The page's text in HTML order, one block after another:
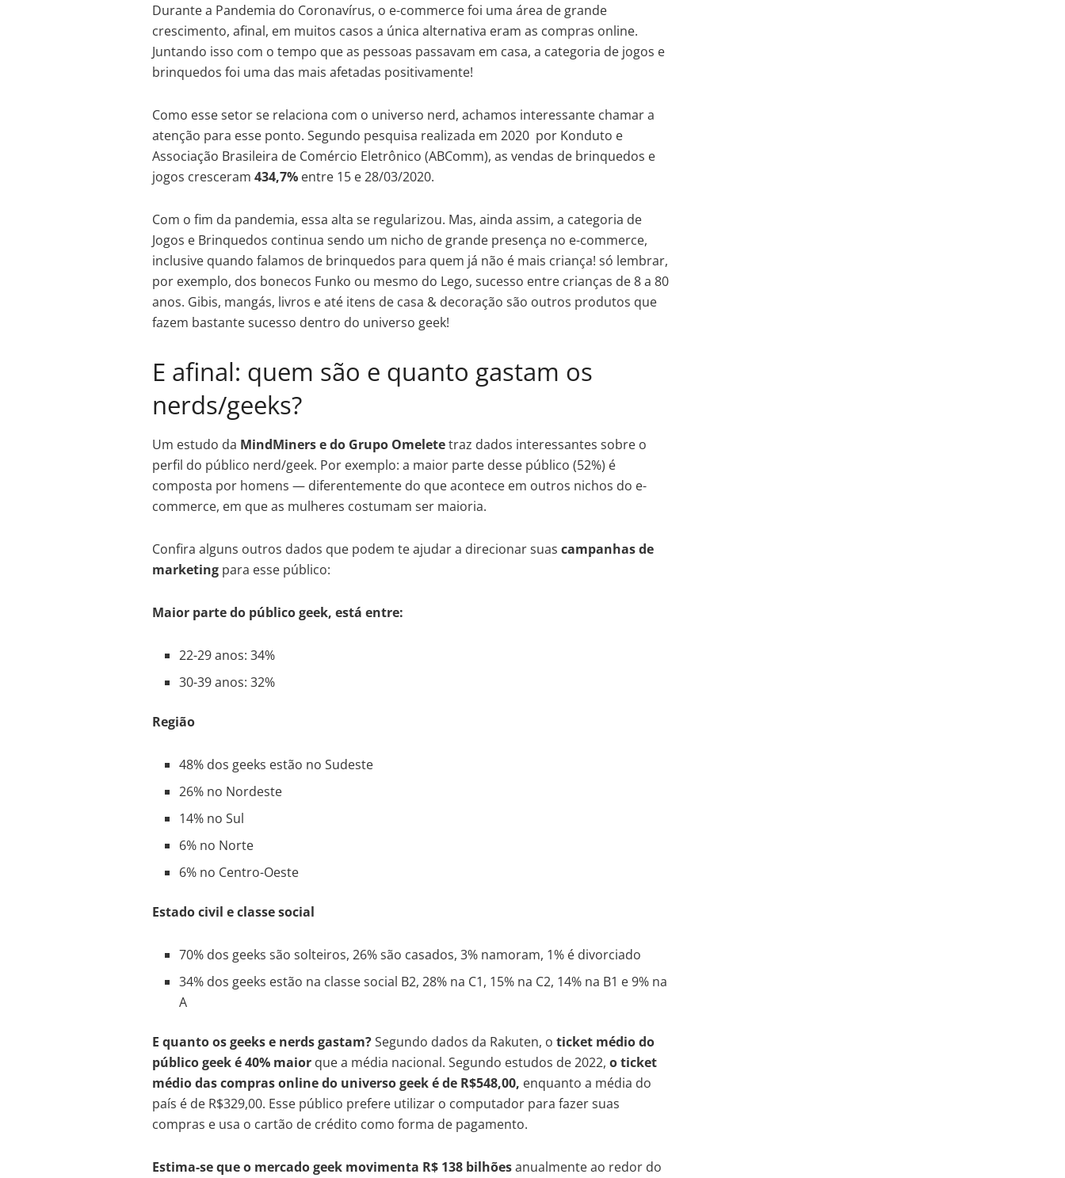
Durante a Pandemia do Coronavírus, o e-commerce foi uma área de grande
crescimento, afinal, em muitos casos a única alternativa eram as compras online.
Juntando isso com o tempo que as pessoas passavam em casa, a categoria de jogos e
brinquedos foi uma das mais afetadas positivamente!
Como esse setor se relaciona com o universo nerd, achamos interessante chamar a
atenção para esse ponto. Segundo pesquisa realizada em 2020 por Konduto e
Associação Brasileira de Comércio Eletrônico (ABComm), as vendas de brinquedos e
jogos cresceram 434,7% entre 15 e 28/03/2020.
Com o fim da pandemia, essa alta se regularizou. Mas, ainda assim, a categoria de
Jogos e Brinquedos continua sendo um nicho de grande presença no e-commerce,
inclusive quando falamos de brinquedos para quem já não é mais criança! só lembrar,
por exemplo, dos bonecos Funko ou mesmo do Lego, sucesso entre crianças de 8 a 80
anos. Gibis, mangás, livros e até itens de casa & decoração são outros produtos que
fazem bastante sucesso dentro do universo geek!
E afinal: quem são e quanto gastam os
nerds/geeks?
Um estudo da MindMiners e do Grupo Omeletetraz dados interessantes sobre o
perfil do público nerd/geek. Por exemplo: a maior parte desse público (52%) é
composta por homens — diferentemente do que acontece em outros nichos do e-
commerce, em que as mulheres costumam ser maioria.
Confira alguns outros dados que podem te ajudar a direcionar suas campanhas de
marketing para esse público:
Maior parte do público geek, está entre:
22-29 anos: 34%
30-39 anos: 32%
Região
48% dos geeks estão no Sudeste
26% no Nordeste
14% no Sul
6% no Norte
6% no Centro-Oeste
Estado civil e classe social
70% dos geeks são solteiros, 26% são casados, 3% namoram, 1% é divorciado
34% dos geeks estão na classe social B2, 28% na C1, 15% na C2, 14% na B1 e 9% na
A
E quanto os geeks e nerds gastam?Segundo dados da Rakuten, o ticket médio do
público geek é 40% maior que a média nacional. Segundo estudos de 2022, o ticket
médio das compras online do universo geek é de R$548,00, enquanto a média do
país é de R$329,00. Esse público prefere utilizar o computador para fazer suas
compras e usa o cartão de crédito como forma de pagamento.
Estima-se que o mercado geek movimenta R$ 138 bilhõesanualmente ao redor do